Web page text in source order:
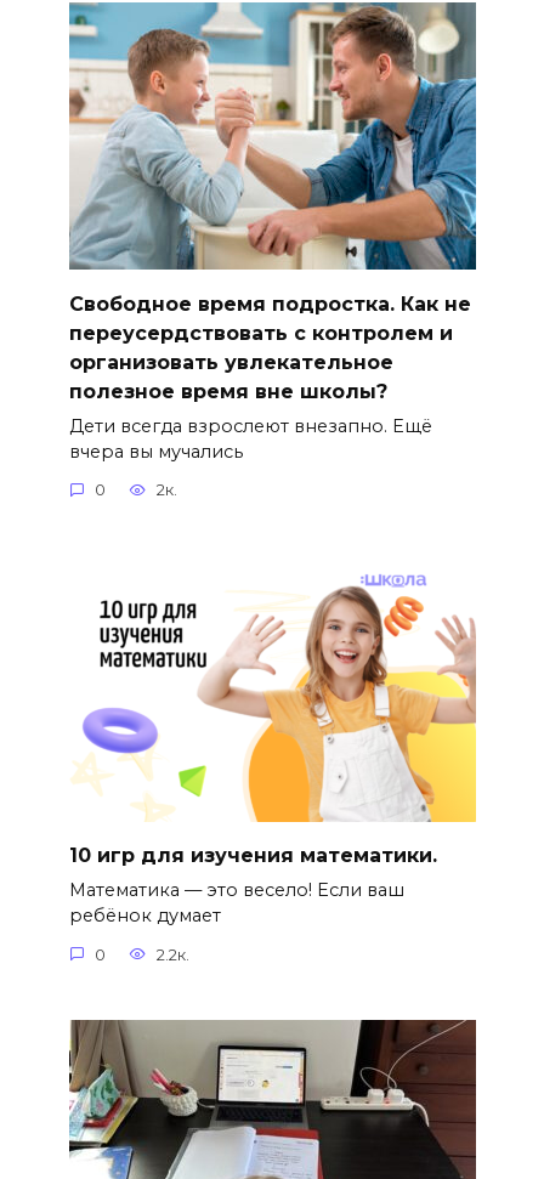
Свободное время подростка. Как не
переусердствовать с контролем и
организовать увлекательное
полезное время вне школы?
Дети всегда взрослеют внезапно. Ещё
вчера вы мучались
0 2к.
10 игр для изучения математики.
Математика — это весело! Если ваш
ребёнок думает
0 2.2к.